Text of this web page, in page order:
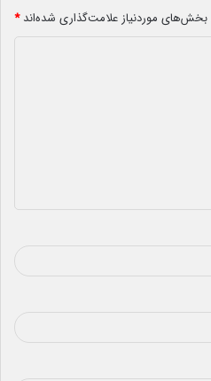
بخش‌های موردنیاز علامت‌گذاری شده‌اند*